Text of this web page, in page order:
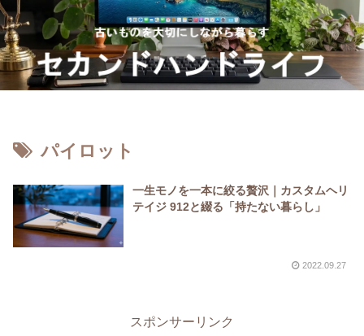
パイロット
一生モノを一本に絞る贅沢｜カスタムヘリ
テイジ 912と綴る「持たない暮らし」
2022.09.27
スポンサーリンク